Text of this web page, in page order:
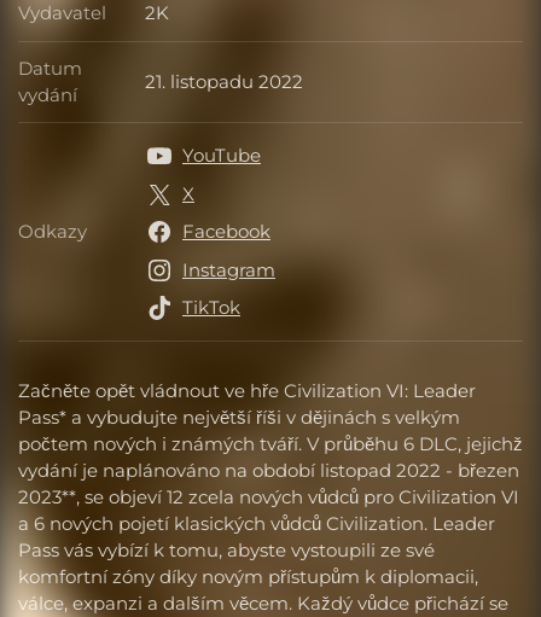
Začněte opět vládnout ve hře Civilization VI: Leader
Pass* a vybudujte největší říši v dějinách s velkým
počtem nových i známých tváří. V průběhu 6 DLC, jejichž
vydání je naplánováno na období listopad 2022 - březen
2023**, se objeví 12 zcela nových vůdců pro Civilization VI
a 6 nových pojetí klasických vůdců Civilization. Leader
Pass vás vybízí k tomu, abyste vystoupili ze své
komfortní zóny díky novým přístupům k diplomacii,
válce, expanzi a dalším věcem. Každý vůdce přichází se
Vydavatel Vydavatel
2K
Datum
vydání
Datum vydání
21. listopadu 2022
Odkazy Odkazy
YouTube
X
Facebook
Instagram
TikTok